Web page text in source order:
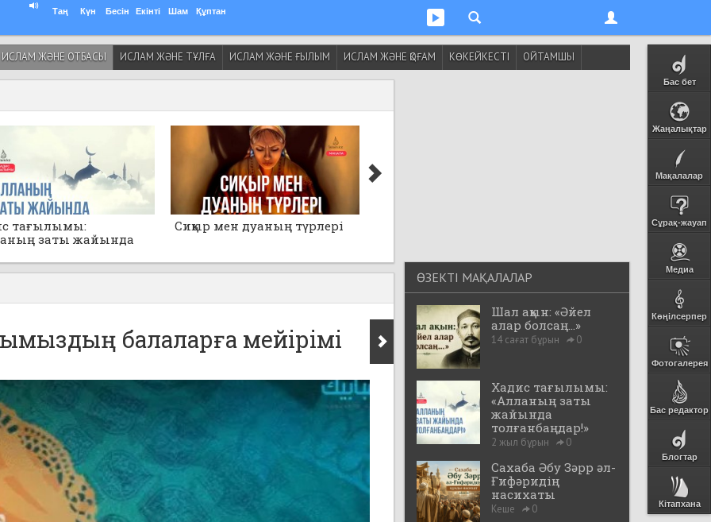
Таң Күн Бесін Екінті Шам Құптан
Бас бет
Жаңалықтар
Мақалалар
Сұрақ-жауап
Медиа
Көңілсерпер
Фотогалерея
Бас редактор
Блогтар
Кітапхана
ИСЛАМ ЖӘНЕ ОТБАСЫ ИСЛАМ ЖӘНЕ ТҰЛҒА ИСЛАМ ЖӘНЕ ҒЫЛЫМ ИСЛАМ ЖӘНЕ ҚОҒАМ КӨКЕЙКЕСТІ ОЙТАМШЫ
тағылымы:
заты жайында
Сиқыр мен дуаның түрлері
Ғалымдар ұзақ
жасаушылардың
ерекшелігін
балаларға мейірімі
ӨЗЕКТІ МАҚАЛАЛАР
Шал ақын: «Әйел
алар болсаң...»
14 сағат бұрын 0
Хадис тағылымы:
«Алланың заты
жайында
толғанбаңдар!»
2 жыл бұрын 0
Сахаба Әбу Зәрр әл-
Ғифәридің
насихаты
Кеше 0